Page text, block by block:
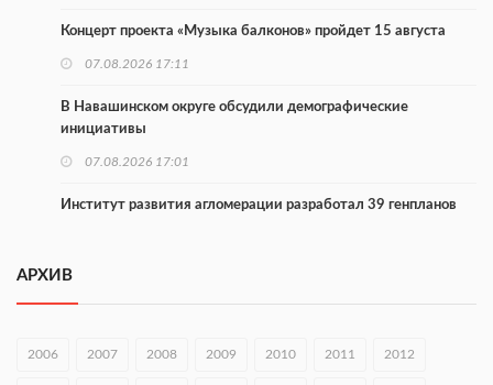
Концерт проекта «Музыка балконов» пройдет 15 августа
07.08.2026 17:11
В Навашинском округе обсудили демографические
инициативы
07.08.2026 17:01
Институт развития агломерации разработал 39 генпланов
С 8 августа изменят схему движения на въезде в Нижний
Новгород
АРХИВ
2006 2007 2008 2009 2010 2011 2012